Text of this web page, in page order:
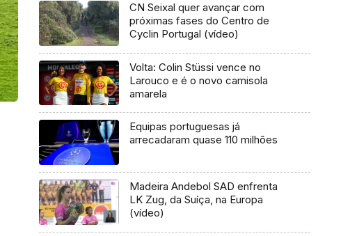
CN Seixal quer avançar com
próximas fases do Centro de
Cyclin Portugal (vídeo)
Volta: Colin Stüssi vence no
Larouco e é o novo camisola
amarela
Equipas portuguesas já
arrecadaram quase 110 milhões
Madeira Andebol SAD enfrenta
LK Zug, da Suíça, na Europa
(vídeo)